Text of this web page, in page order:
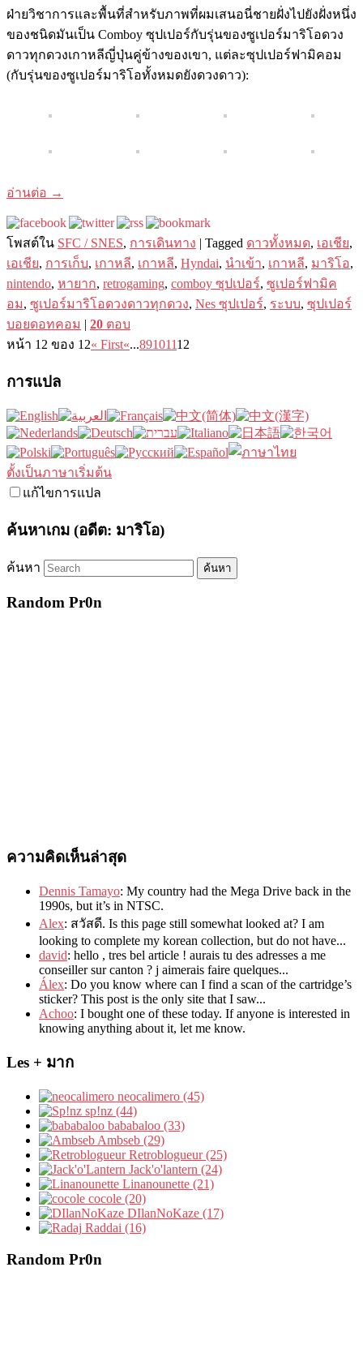
ฝ่ายวิชาการและพื้นที่สำหรับภาพที่ผมเสนอนี่ชายฝั่งไปยังฝั่งหนึ่ง
ของชนิดมันเป็น Comboy ซุปเปอร์กับรุ่นของซูเปอร์มาริโอดวง
ดาวทุกดวงเกาหลีญี่ปุ่นคู่ข้างของเขา, แต่ละซุปเปอร์ฟามิคอม
(กับรุ่นของซูเปอร์มาริโอทั้งหมดยังดวงดาว):
อ่านต่อ →
โพสต์ใน SFC / SNES, การเดินทาง | Tagged ดาวทั้งหมด, เอเชีย,
เอเชีย, การเก็บ, เกาหลี, เกาหลี, Hyndai, นำเข้า, เกาหลี, มาริโอ,
nintendo, หายาก, retrogaming, comboy ซุปเปอร์, ซูเปอร์ฟามิค
อม, ซูเปอร์มาริโอดวงดาวทุกดวง, Nes ซุปเปอร์, ระบบ, ซุปเปอร์
บอยดอทคอม | 20 ตอบ
หน้า 12 ของ 12« First«...89101112
การแปล
ตั้งเป็นภาษาเริ่มต้น
แก้ไขการแปล
ค้นหาเกม (อดีต: มาริโอ)
ค้นหา
Random Pr0n
ความคิดเห็นล่าสุด
Dennis Tamayo: My country had the Mega Drive back in the
1990s, but it’s in NTSC.
Alex: สวัสดี. Is this page still somewhat looked at? I am
looking to complete my korean collection, but do not have...
david: hello , tres bel article ! aurais tu des adresses a me
conseiller sur canton ? j aimerais faire quelques...
Álex: Do you know where can I find a scan of the cartridge’s
sticker? This post is the only site that I saw...
Achoo: I bought one of these today. If anyone is interested in
knowing anything about it, let me know.
Les + มาก
neocalimero (45)
sp!nz (44)
bababaloo (33)
Ambseb (29)
Retroblogueur (25)
Jack'o'lantern (24)
Linanounette (21)
cocole (20)
DIlanNoKaze (17)
Raddai (16)
Random Pr0n